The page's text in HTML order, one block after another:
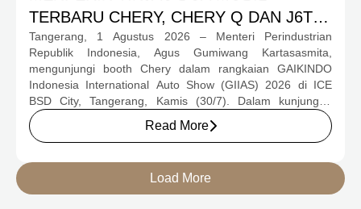
TERBARU CHERY, CHERY Q DAN J6T
CSH YANG JADI SOROTAN DI GIIAS
2026
Tangerang, 1 Agustus 2026 – Menteri Perindustrian
Republik Indonesia, Agus Gumiwang Kartasasmita,
mengunjungi booth Chery dalam rangkaian GAIKINDO
Indonesia International Auto Show (GIIAS) 2026 di ICE
BSD City, Tangerang, Kamis (30/7). Dalam kunjungan
tersebut, Menteri Perindustrian meninjau dua produk
elektrifikasi terbaru Chery, yakni Chery Q, compact EV
berteknologi Range-Extended Electric Vehicle (REEV) yang
dirancang untuk mendukung perjalanan jarak jauh.
Read More
Load More